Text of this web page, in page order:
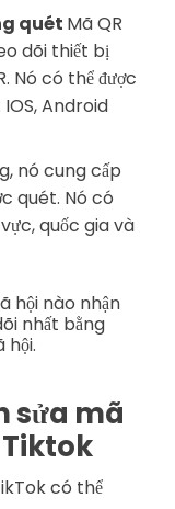
quét Mã QR
dõi thiết bị
Nó có thể được
Android
nó cung cấp
quét. Nó có
quốc gia và
hội nào nhận
nhất bằng
hội.
sửa mã
Tiktok
có thể